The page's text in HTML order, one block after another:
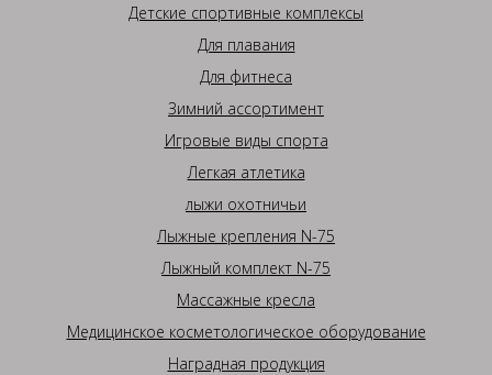
Детские спортивные комплексы
Для плавания
Для фитнеса
Зимний ассортимент
Игровые виды спорта
Легкая атлетика
лыжи охотничьи
Лыжные крепления N-75
Лыжный комплект N-75
Массажные кресла
Медицинское косметологическое оборудование
Наградная продукция